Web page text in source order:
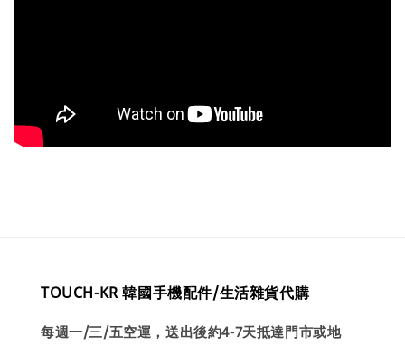
TOUCH-KR 韓國手機配件/生活雜貨代購
每週一/三/五空運，送出後約4-7天抵達門市或地